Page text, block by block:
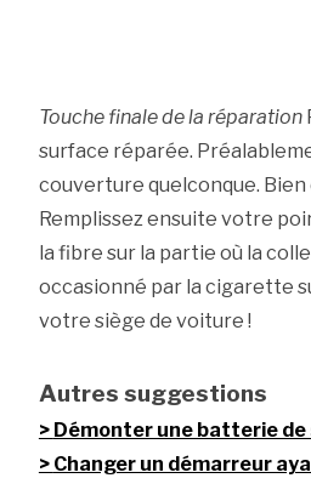
Touche finale de la réparation
surface réparée.
couverture quelconque.
Remplissez ensuite votre
la fibre sur la partie où la
occasionné par la cigarette
votre siège de voiture !
Autres suggestions
Démonter une batterie
Changer un démarreur